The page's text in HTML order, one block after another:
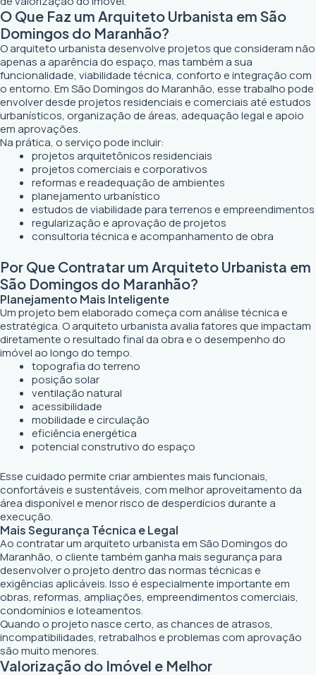
O Que Faz um Arquiteto Urbanista em São
Domingos do Maranhão?
O arquiteto urbanista desenvolve projetos que consideram não
apenas a aparência do espaço, mas também a sua
funcionalidade, viabilidade técnica, conforto e integração com
o entorno. Em São Domingos do Maranhão, esse trabalho pode
envolver desde projetos residenciais e comerciais até estudos
urbanísticos, organização de áreas, adequação legal e apoio
em aprovações.
Na prática, o serviço pode incluir:
projetos arquitetônicos residenciais
projetos comerciais e corporativos
reformas e readequação de ambientes
planejamento urbanístico
estudos de viabilidade para terrenos e empreendimentos
regularização e aprovação de projetos
consultoria técnica e acompanhamento de obra
Por Que Contratar um Arquiteto Urbanista em
São Domingos do Maranhão?
Planejamento Mais Inteligente
Um projeto bem elaborado começa com análise técnica e
estratégica. O arquiteto urbanista avalia fatores que impactam
diretamente o resultado final da obra e o desempenho do
imóvel ao longo do tempo.
topografia do terreno
posição solar
ventilação natural
acessibilidade
mobilidade e circulação
eficiência energética
potencial construtivo do espaço
Esse cuidado permite criar ambientes mais funcionais,
confortáveis e sustentáveis, com melhor aproveitamento da
área disponível e menor risco de desperdícios durante a
execução.
Mais Segurança Técnica e Legal
Ao contratar um arquiteto urbanista em São Domingos do
Maranhão, o cliente também ganha mais segurança para
desenvolver o projeto dentro das normas técnicas e
exigências aplicáveis. Isso é especialmente importante em
obras, reformas, ampliações, empreendimentos comerciais,
condomínios e loteamentos.
Quando o projeto nasce certo, as chances de atrasos,
incompatibilidades, retrabalhos e problemas com aprovação
são muito menores.
Valorização do Imóvel e Melhor